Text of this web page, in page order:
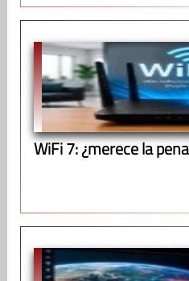
WiFi 7: ¿merece la